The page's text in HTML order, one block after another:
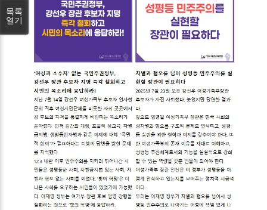
목록
열기